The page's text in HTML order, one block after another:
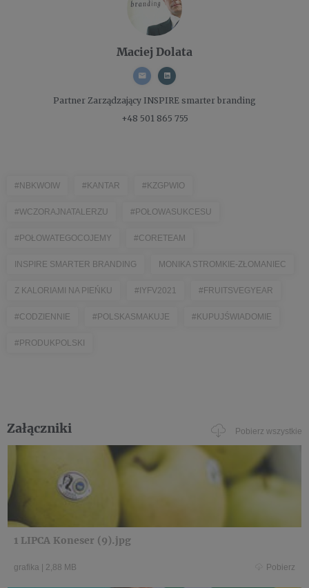
Maciej Dolata
Partner Zarządzający INSPIRE smarter branding
+48 501 865 755
#NBKWOIW #KANTAR #KZGPWIO
#WCZORAJNATALERZU #POŁOWASUKCESU
#POŁOWATEGOCOJEMY #CORETEAM
INSPIRE SMARTER BRANDING MONIKA STROMKIE-ZŁOMANIEC
Z KALORIAMI NA PIEŃKU #IYFV2021 #FRUITSVEGYEAR
#CODZIENNIE #POLSKASMAKUJE #KUPUJŚWIADOMIE
#PRODUKPOLSKI
Załączniki Pobierz wszystkie
1 LIPCA Koneser (9).jpg
grafika 2,88 MB Pobierz